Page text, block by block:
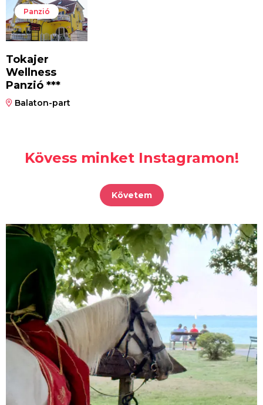
Panzió
Tokajer
Wellness
Panzió ***
Balaton-part
Kövess minket Instagramon!
Követem